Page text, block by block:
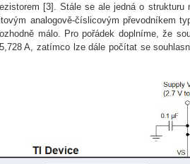
[3]. Stále se ale jedná o strukturu
analogově-číslicovým převodníkem
málo. Pro pořádek doplníme, že
A, zatímco lze dále počítat se